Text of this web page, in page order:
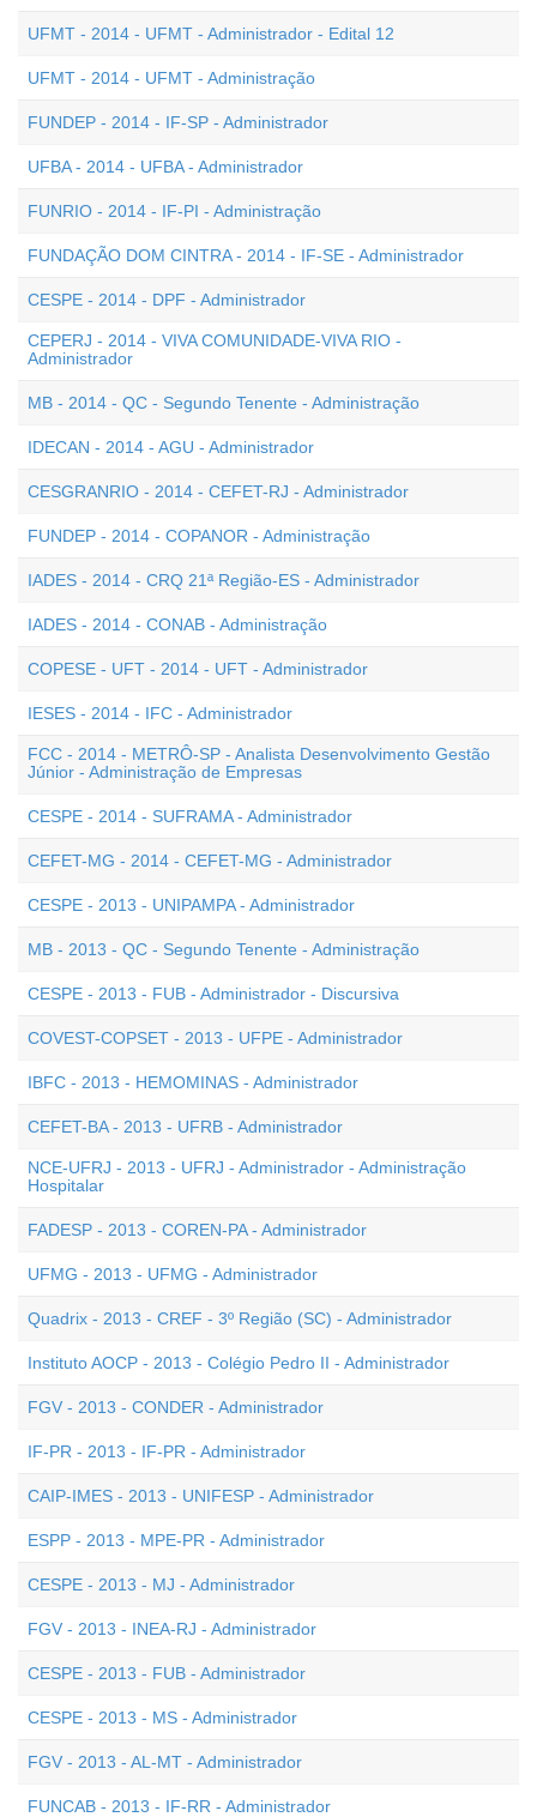
UFMT - 2014 - UFMT - Administrador - Edital 12
UFMT - 2014 - UFMT - Administração
FUNDEP - 2014 - IF-SP - Administrador
UFBA - 2014 - UFBA - Administrador
FUNRIO - 2014 - IF-PI - Administração
FUNDAÇÃO DOM CINTRA - 2014 - IF-SE - Administrador
CESPE - 2014 - DPF - Administrador
CEPERJ - 2014 - VIVA COMUNIDADE-VIVA RIO -
Administrador
MB - 2014 - QC - Segundo Tenente - Administração
IDECAN - 2014 - AGU - Administrador
CESGRANRIO - 2014 - CEFET-RJ - Administrador
FUNDEP - 2014 - COPANOR - Administração
IADES - 2014 - CRQ 21ª Região-ES - Administrador
IADES - 2014 - CONAB - Administração
COPESE - UFT - 2014 - UFT - Administrador
IESES - 2014 - IFC - Administrador
FCC - 2014 - METRÔ-SP - Analista Desenvolvimento Gestão
Júnior - Administração de Empresas
CESPE - 2014 - SUFRAMA - Administrador
CEFET-MG - 2014 - CEFET-MG - Administrador
CESPE - 2013 - UNIPAMPA - Administrador
MB - 2013 - QC - Segundo Tenente - Administração
CESPE - 2013 - FUB - Administrador - Discursiva
COVEST-COPSET - 2013 - UFPE - Administrador
IBFC - 2013 - HEMOMINAS - Administrador
CEFET-BA - 2013 - UFRB - Administrador
NCE-UFRJ - 2013 - UFRJ - Administrador - Administração
Hospitalar
FADESP - 2013 - COREN-PA - Administrador
UFMG - 2013 - UFMG - Administrador
Quadrix - 2013 - CREF - 3º Região (SC) - Administrador
Instituto AOCP - 2013 - Colégio Pedro II - Administrador
FGV - 2013 - CONDER - Administrador
IF-PR - 2013 - IF-PR - Administrador
CAIP-IMES - 2013 - UNIFESP - Administrador
ESPP - 2013 - MPE-PR - Administrador
CESPE - 2013 - MJ - Administrador
FGV - 2013 - INEA-RJ - Administrador
CESPE - 2013 - FUB - Administrador
CESPE - 2013 - MS - Administrador
FGV - 2013 - AL-MT - Administrador
FUNCAB - 2013 - IF-RR - Administrador